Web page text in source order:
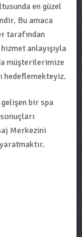
en güzel
Bu amaca
tarafından
anlayışıyla
müşterilerimize
hedeflemekteyiz.
bir spa
Merkezini